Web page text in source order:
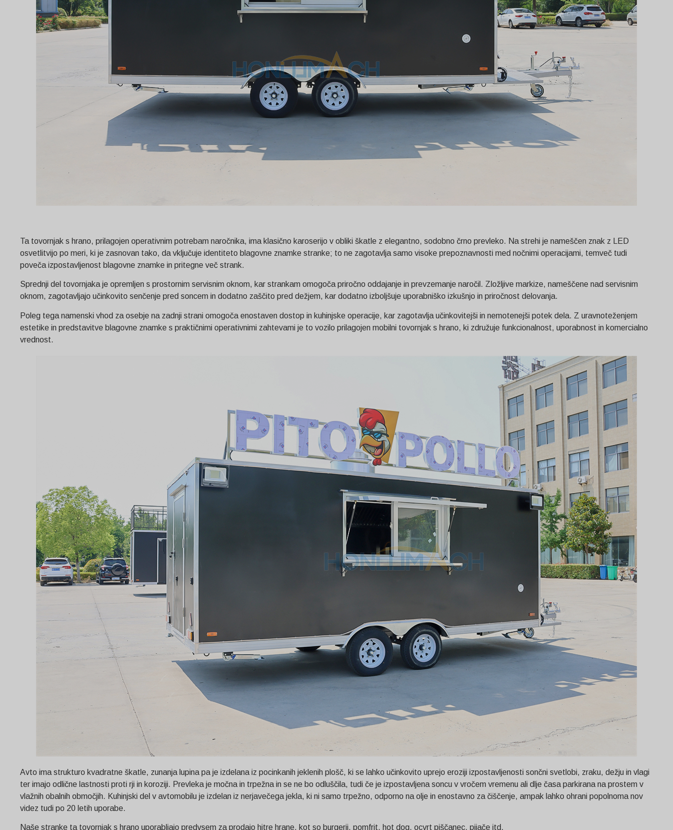
Ta tovornjak s hrano, prilagojen operativnim potrebam naročnika, ima klasično karoserijo v obliki škatle z elegantno, sodobno črno prevleko. Na strehi je nameščen znak z LED
osvetlitvijo po meri, ki je zasnovan tako, da vključuje identiteto blagovne znamke stranke; to ne zagotavlja samo visoke prepoznavnosti med nočnimi operacijami, temveč tudi
poveča izpostavljenost blagovne znamke in pritegne več strank.
Sprednji del tovornjaka je opremljen s prostornim servisnim oknom, kar strankam omogoča priročno oddajanje in prevzemanje naročil. Zložljive markize, nameščene nad servisnim
oknom, zagotavljajo učinkovito senčenje pred soncem in dodatno zaščito pred dežjem, kar dodatno izboljšuje uporabniško izkušnjo in priročnost delovanja.
Poleg tega namenski vhod za osebje na zadnji strani omogoča enostaven dostop in kuhinjske operacije, kar zagotavlja učinkovitejši in nemotenejši potek dela. Z uravnoteženjem
estetike in predstavitve blagovne znamke s praktičnimi operativnimi zahtevami je to vozilo prilagojen mobilni tovornjak s hrano, ki združuje funkcionalnost, uporabnost in komercialno
vrednost.
Avto ima strukturo kvadratne škatle, zunanja lupina pa je izdelana iz pocinkanih jeklenih plošč, ki se lahko učinkovito uprejo eroziji izpostavljenosti sončni svetlobi, zraku, dežju in vlagi
ter imajo odlične lastnosti proti rji in koroziji. Prevleka je močna in trpežna in se ne bo odluščila, tudi če je izpostavljena soncu v vročem vremenu ali dlje časa parkirana na prostem v
vlažnih obalnih območjih. Kuhinjski del v avtomobilu je izdelan iz nerjavečega jekla, ki ni samo trpežno, odporno na olje in enostavno za čiščenje, ampak lahko ohrani popolnoma nov
videz tudi po 20 letih uporabe.
Naše stranke ta tovornjak s hrano uporabljajo predvsem za prodajo hitre hrane, kot so burgerji, pomfrit, hot dog, ocvrt piščanec, pijače itd.